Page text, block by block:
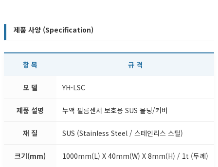
제품 사양 (Specification)
항 목 규 격
모 델 YH-LSC
제품 설명 누액 필름센서 보호용 SUS 몰딩/커버
재 질 SUS (Stainless Steel / 스테인리스 스틸)
크기(mm)
1000mm(L) X 40mm(W) X 8mm(H) / 1t (두께)